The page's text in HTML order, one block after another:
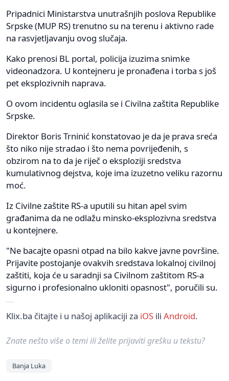
Pripadnici Ministarstva unutrašnjih poslova Republike
Srpske (MUP RS) trenutno su na terenu i aktivno rade
na rasvjetljavanju ovog slučaja.
Kako prenosi BL portal, policija izuzima snimke
videonadzora. U kontejneru je pronađena i torba s još
pet eksplozivnih naprava.
O ovom incidentu oglasila se i Civilna zaštita Republike
Srpske.
Direktor Boris Trninić konstatovao je da je prava sreća
što niko nije stradao i što nema povrijeđenih, s
obzirom na to da je riječ o eksploziji sredstva
kumulativnog dejstva, koje ima izuzetno veliku razornu
moć.
Iz Civilne zaštite RS-a uputili su hitan apel svim
građanima da ne odlažu minsko-eksplozivna sredstva
u kontejnere.
"Ne bacajte opasni otpad na bilo kakve javne površine.
Prijavite postojanje ovakvih sredstava lokalnoj civilnoj
zaštiti, koja će u saradnji sa Civilnom zaštitom RS-a
sigurno i profesionalno ukloniti opasnost", poručili su.
Klix.ba čitajte i u našoj aplikaciji za iOS ili Android.
Znate nešto više o temi ili želite prijaviti grešku u tekstu?
Banja Luka